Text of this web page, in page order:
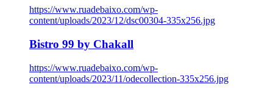
https://www.ruadebaixo.com/wp-
content/uploads/2023/12/dsc00304-335x256.jpg
Bistro 99 by Chakall
https://www.ruadebaixo.com/wp-
content/uploads/2023/11/odecollection-335x256.jpg